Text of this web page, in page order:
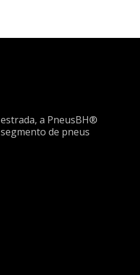
a PneusBH®
de pneus